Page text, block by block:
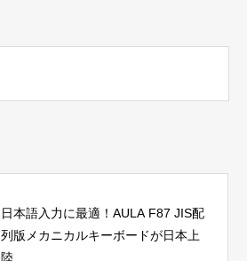
日本語入力に最適！AULA F87 JIS配
列版メカニカルキーボードが日本上
陸